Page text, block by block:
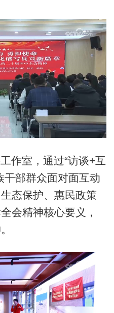
作室，通过“访谈+互
干部群众面对面互动
态保护、惠民政策
会精神核心要义，